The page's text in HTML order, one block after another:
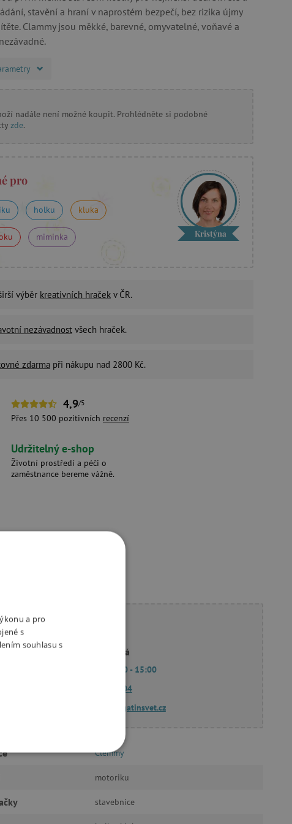
stavění a hraní v naprostém bezpečí, bez rizika újmy
Clammy jsou měkké, barevné, omyvatelné, voňavé a
nadále není možné koupit. Prohlédněte si podobné
zde.
pro
holku kluka
miminka Kristýna
výběr kreativních hraček v ČR.
nezávadnost všech hraček.
zdarma při nákupu nad 2800 Kč.
4,9/5
Přes 10 500 pozitivních recenzí
Udržitelný e-shop
Životní prostředí a péči o
zaměstnance bereme vážně.
poradit?
Linda Hodková
Po - Pá 9:00 - 15:00
770 601 604
dotazy@agatinsvet.cz
Clemmy
motoriku
stavebnice
a pro
s
souhlasu s
COOKIES